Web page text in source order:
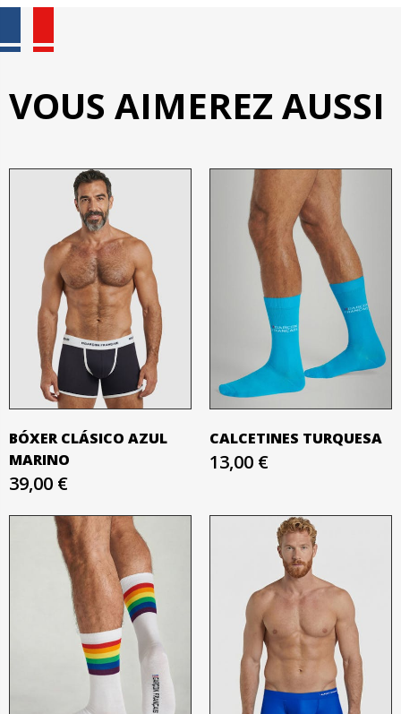
VOUS AIMEREZ AUSSI
BÓXER CLÁSICO AZUL
MARINO
39,00 €
CALCETINES TURQUESA
13,00 €